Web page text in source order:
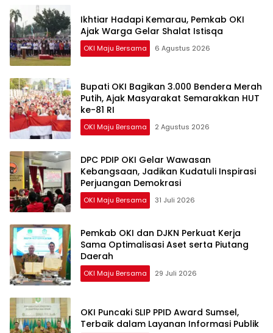
Ikhtiar Hadapi Kemarau, Pemkab OKI
Ajak Warga Gelar Shalat Istisqa
OKI Maju Bersama 6 Agustus 2026
Bupati OKI Bagikan 3.000 Bendera Merah
Putih, Ajak Masyarakat Semarakkan HUT
ke-81 RI
OKI Maju Bersama 2 Agustus 2026
DPC PDIP OKI Gelar Wawasan
Kebangsaan, Jadikan Kudatuli Inspirasi
Perjuangan Demokrasi
OKI Maju Bersama 31 Juli 2026
Pemkab OKI dan DJKN Perkuat Kerja
Sama Optimalisasi Aset serta Piutang
Daerah
OKI Maju Bersama 29 Juli 2026
OKI Puncaki SLIP PPID Award Sumsel,
Terbaik dalam Layanan Informasi Publik